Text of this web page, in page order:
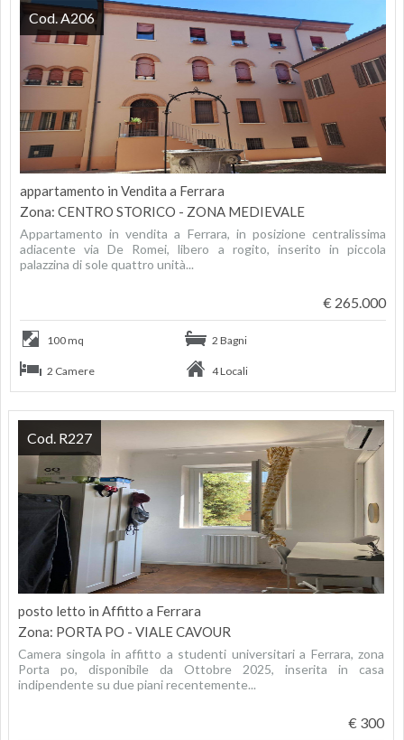
appartamento in Vendita a Ferrara
Zona: CENTRO STORICO - ZONA MEDIEVALE
Appartamento in vendita a Ferrara, in posizione centralissima
adiacente via De Romei, libero a rogito, inserito in piccola
palazzina di sole quattro unità...
€ 265.000
Cod. A206
100 mq 2 Bagni
2 Camere 4 Locali
posto letto in Affitto a Ferrara
Zona: PORTA PO - VIALE CAVOUR
Camera singola in affitto a studenti universitari a Ferrara, zona
Porta po, disponibile da Ottobre 2025, inserita in casa
indipendente su due piani recentemente...
€ 300
Cod. R227